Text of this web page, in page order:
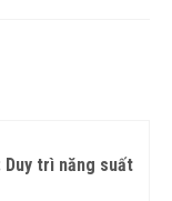
trì năng suất